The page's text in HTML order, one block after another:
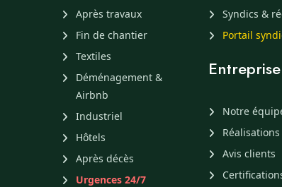
Après travaux
Fin de chantier
Textiles
Déménagement &
Airbnb
Industriel
Hôtels
Après décès
Urgences 24/7
Syndics &
Portail
Entreprise
Notre
Réalisations
Avis clients